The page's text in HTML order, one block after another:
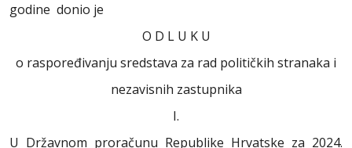
godine donio je
O D L U K U
o raspoređivanju sredstava za rad političkih stranaka i
nezavisnih zastupnika
I.
U Državnom proračunu Republike Hrvatske za 2024.